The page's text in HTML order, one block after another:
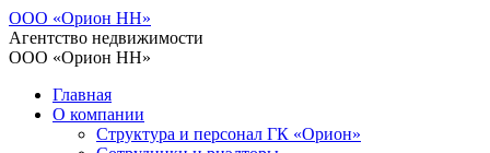
ООО «Орион НН»
Агентство недвижимости
ООО «Орион НН»
Главная
О компании
Структура и персонал ГК «Орион»